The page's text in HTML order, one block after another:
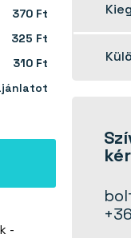
370 Ft
325 Ft
310 Ft
-